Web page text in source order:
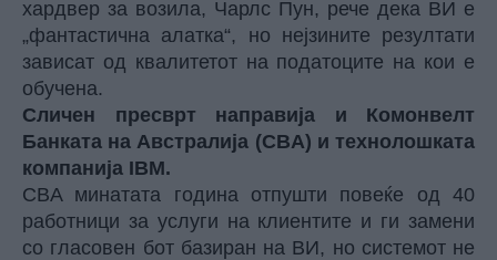
хардвер за возила, Чарлс Пун, рече дека ВИ е
„фантастична алатка“, но нејзините резултати
зависат од квалитетот на податоците на кои е
обучена.
Сличен пресврт направија и Комонвелт
Банката на Австралија (CBA) и технолошката
компанија IBM.
CBA минатата година отпушти повеќе од 40
работници за услуги на клиентите и ги замени
со гласовен бот базиран на ВИ, но системот не